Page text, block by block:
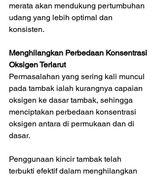
merata akan mendukung pertumbuhan
udang yang lebih optimal dan
konsisten.
Menghilangkan Perbedaan Konsentrasi
Oksigen Terlarut
Permasalahan yang sering kali muncul
pada tambak ialah kurangnya capaian
oksigen ke dasar tambak, sehingga
menciptakan perbedaan konsentrasi
oksigen antara di permukaan dan di
dasar.
Penggunaan kincir tambak telah
terbukti efektif dalam menghilangkan